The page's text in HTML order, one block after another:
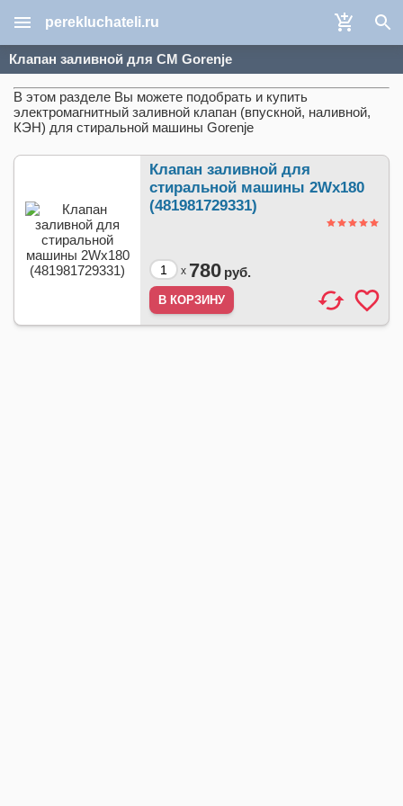
perekluchateli.ru
Клапан заливной для СМ Gorenje
В этом разделе Вы можете подобрать и купить
электромагнитный заливной клапан (впускной, наливной,
КЭН) для стиральной машины Gorenje
Клапан заливной для
стиральной машины 2Wx180
(481981729331)
x 780 руб.